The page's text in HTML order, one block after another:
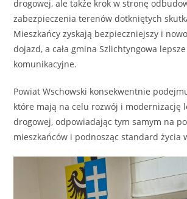
drogowej, ale także krok w stronę
zabezpieczenia terenów dotkniętych
Mieszkańcy zyskają bezpieczniejszy i
dojazd, a cała gmina Szlichtyngowa
komunikacyjne.
Powiat Wschowski konsekwentnie
które mają na celu rozwój i modernizację
drogowej, odpowiadając tym samym na
mieszkańców i podnosząc standard życia